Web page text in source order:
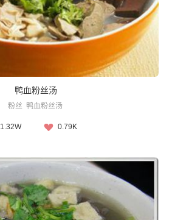
鸭血粉丝汤
粉丝 鸭血粉丝汤
1.32W 0.79K